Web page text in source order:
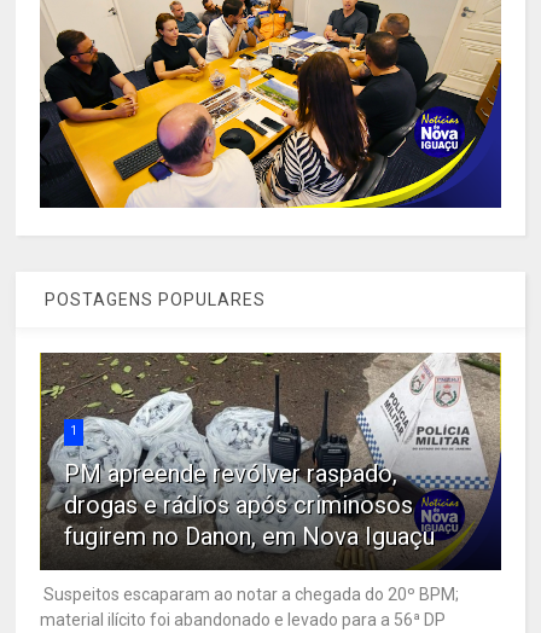
POSTAGENS POPULARES
1
PM apreende revólver raspado,
drogas e rádios após criminosos
fugirem no Danon, em Nova Iguaçu
Suspeitos escaparam ao notar a chegada do 20º BPM;
material ilícito foi abandonado e levado para a 56ª DP